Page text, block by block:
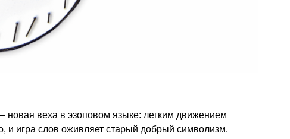
веха в эзоповом языке: легким движением
и игра слов оживляет старый добрый символизм.